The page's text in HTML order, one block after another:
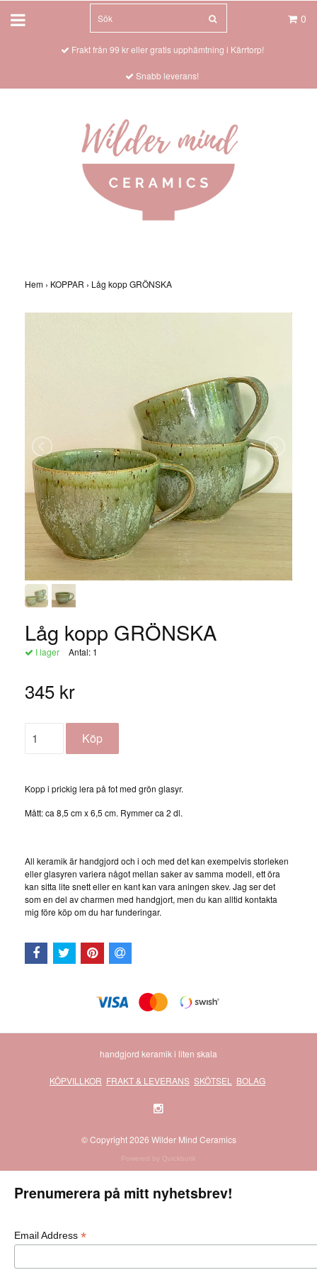
0
Frakt från 99 kr eller gratis upphämtning i Kärrtorp!
Snabb leverans!
Hem › KOPPAR › Låg kopp GRÖNSKA
Låg kopp GRÖNSKA
I lager Antal: 1
345 kr
Kopp i prickig lera på fot med grön glasyr.
Mått: ca 8,5 cm x 6,5 cm. Rymmer ca 2 dl.
All keramik är handgjord och i och med det kan exempelvis storleken
eller glasyren variera något mellan saker av samma modell, ett öra
kan sitta lite snett eller en kant kan vara aningen skev. Jag ser det
som en del av charmen med handgjort, men du kan alltid kontakta
mig före köp om du har funderingar.
handgjord keramik i liten skala
KÖPVILLKOR FRAKT & LEVERANS SKÖTSEL BOLAG
© Copyright 2026 Wilder Mind Ceramics
Powered by Quickbutik
Prenumerera på mitt nyhetsbrev!
Email Address *